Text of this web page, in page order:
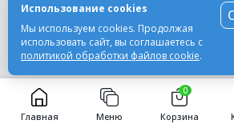
© Компания «Эль-Дент»,
Цены на сайте не являются
Разработка сайта -Moscow
Использование cookies
Мы используем cookies. Продолжая
использовать сайт, вы соглашаетесь с
политикой обработки файлов cookie.
Главная Меню
0
Корзина